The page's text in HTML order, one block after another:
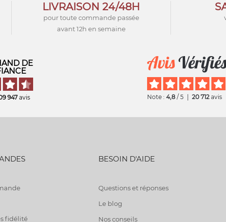
LIVRAISON 24/48H
pour toute commande passée
avant 12h en semaine
DE
947 avis Note : 4,8 / 5 20 712 avis
fidélité
BESOIN D'AIDE
Questions et réponses
Le blog
Nos conseils